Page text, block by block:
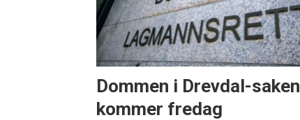
Dommen i Drevdal-saken
kommer fredag